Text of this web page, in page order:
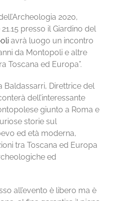
2020,
presso il Giardino del
avrà luogo un incontro
da Montopoli e altre
Toscana ed Europa”.
Baldassarri, Direttrice del
dell’interessante
giunto a Roma e
storie sul
ed età moderna,
tra Toscana ed Europa
ed
all’evento è libero ma è